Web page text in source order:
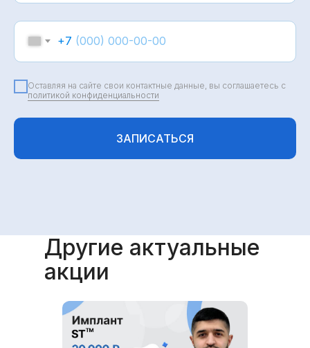
+7
Оставляя на сайте свои контактные данные, вы соглашаетесь с
политикой конфиденциальности
ЗАПИСАТЬСЯ
Другие актуальные
акции